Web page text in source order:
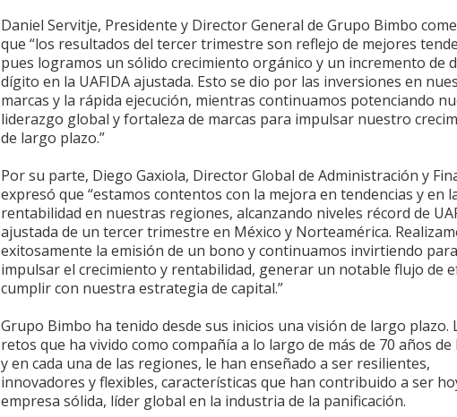
Daniel Servitje, Presidente y Director General de Grupo Bimbo
que “los resultados del tercer trimestre son reflejo de mejores
pues logramos un sólido crecimiento orgánico y un incremento de
dígito en la UAFIDA ajustada. Esto se dio por las inversiones en
marcas y la rápida ejecución, mientras continuamos potenciando
liderazgo global y fortaleza de marcas para impulsar nuestro
de largo plazo.”
Por su parte, Diego Gaxiola, Director Global de Administración y
expresó que “estamos contentos con la mejora en tendencias y en
rentabilidad en nuestras regiones, alcanzando niveles récord de
ajustada de un tercer trimestre en México y Norteamérica.
exitosamente la emisión de un bono y continuamos invirtiendo para
impulsar el crecimiento y rentabilidad, generar un notable flujo de
cumplir con nuestra estrategia de capital.”
Grupo Bimbo ha tenido desde sus inicios una visión de largo plazo.
retos que ha vivido como compañía a lo largo de más de 70 años
y en cada una de las regiones, le han enseñado a ser resilientes,
innovadores y flexibles, características que han contribuido a ser
empresa sólida, líder global en la industria de la panificación.